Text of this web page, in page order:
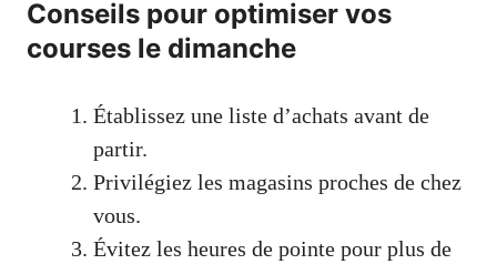
Conseils pour optimiser vos
courses le dimanche
Établissez une liste d’achats avant de
partir.
Privilégiez les magasins proches de chez
vous.
Évitez les heures de pointe pour plus de